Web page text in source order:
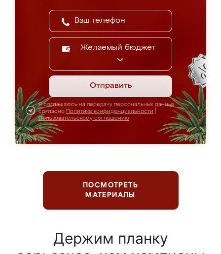
Желаемый бюджет
Отправить
Я соглашаюсь на передачу персональных данных
согласно Политике конфиденциальности
Пользовательскому соглашению
ПОСМОТРЕТЬ
МАТЕРИАЛЫ
Держим планку